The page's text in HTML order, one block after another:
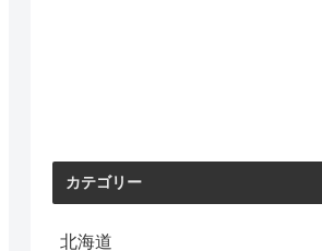
カテゴリー
北海道